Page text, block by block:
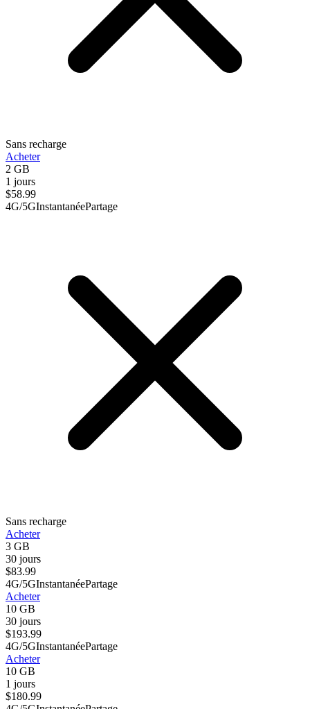
Sans recharge
Acheter
2 GB
1 jours
$58.99
4G/5GInstantanéePartage
Sans recharge
Acheter
3 GB
30 jours
$83.99
4G/5GInstantanéePartage
Acheter
10 GB
30 jours
$193.99
4G/5GInstantanéePartage
Acheter
10 GB
1 jours
$180.99